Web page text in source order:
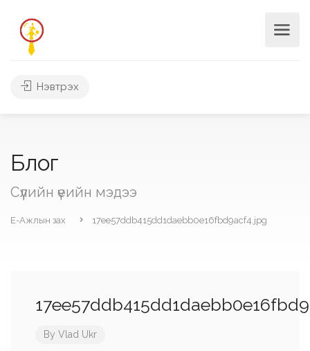
Нэвтрэх
Блог
Сүүлийн үеийн мэдээ
Е-Ажлын зах 17ee57ddb415dd1daebb0e16fbd9acf4.jpg
By Vlad Ukr